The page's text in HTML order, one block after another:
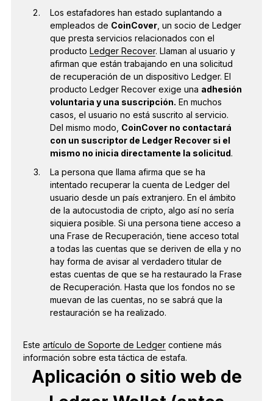
Los estafadores han estado suplantando a
empleados de CoinCover, un socio de Ledger
que presta servicios relacionados con el
producto Ledger Recover. Llaman al usuario y
afirman que están trabajando en una solicitud
de recuperación de un dispositivo Ledger. El
producto Ledger Recover exige una adhesión
voluntaria y una suscripción. En muchos
casos, el usuario no está suscrito al servicio.
Del mismo modo, CoinCover no contactará
con un suscriptor de Ledger Recover si el
mismo no inicia directamente la solicitud.
La persona que llama afirma que se ha
intentado recuperar la cuenta de Ledger del
usuario desde un país extranjero. En el ámbito
de la autocustodia de cripto, algo así no sería
siquiera posible. Si una persona tiene acceso a
una Frase de Recuperación, tiene acceso total
a todas las cuentas que se deriven de ella y no
hay forma de avisar al verdadero titular de
estas cuentas de que se ha restaurado la Frase
de Recuperación. Hasta que los fondos no se
muevan de las cuentas, no se sabrá que la
restauración se ha realizado.
Este artículo de Soporte de Ledgercontiene más
información sobre esta táctica de estafa.
Aplicación o sitio web de